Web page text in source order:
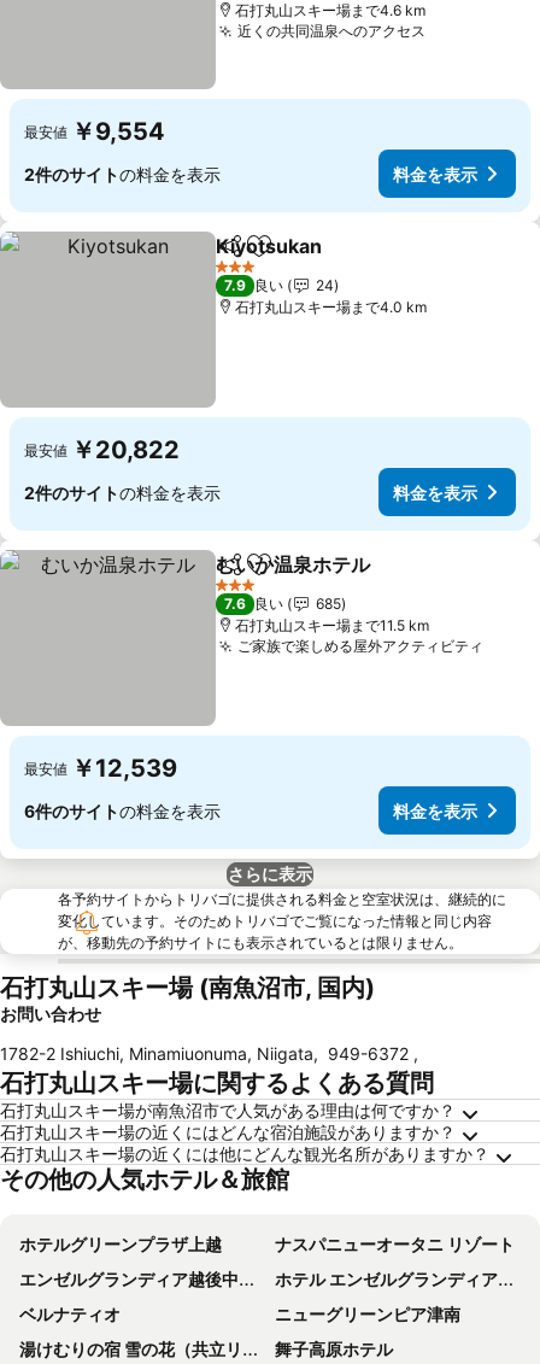
石打丸山スキー場まで4.6 km
近くの共同温泉へのアクセス
最安値 ￥9,554
2件のサイトの料金を表示 料金を表示
シェアお気に入りに追加
Kiyotsukan
3 ホテルのランク
7.9 良い
24
石打丸山スキー場まで4.0 km
最安値 ￥20,822
2件のサイトの料金を表示 料金を表示
シェアお気に入りに追加
むいか温泉ホテル
3 ホテルのランク
7.6 良い
685
石打丸山スキー場まで11.5 km
ご家族で楽しめる屋外アクティビティ
最安値 ￥12,539
6件のサイトの料金を表示 料金を表示
さらに表示
各予約サイトからトリバゴに提供される料金と空室状況は、継続的に
変化しています。そのためトリバゴでご覧になった情報と同じ内容
が、移動先の予約サイトにも表示されているとは限りません。
石打丸山スキー場 (南魚沼市, 国内)
お問い合わせ
1782-2 Ishiuchi, Minamiuonuma, Niigata, 949-6372 ,
石打丸山スキー場に関するよくある質問
石打丸山スキー場が南魚沼市で人気がある理由は何ですか？
石打丸山スキー場の近くにはどんな宿泊施設がありますか？
石打丸山スキー場の近くには他にどんな観光名所がありますか？
その他の人気ホテル＆旅館
ホテルグリーンプラザ上越
ナスパニューオータニ リゾート
エンゼルグランディア越後中里温泉
ホテル エンゼルグランディア越後中里温泉
ベルナティオ
ニューグリーンピア津南
湯けむりの宿 雪の花（共立リゾート）
舞子高原ホテル